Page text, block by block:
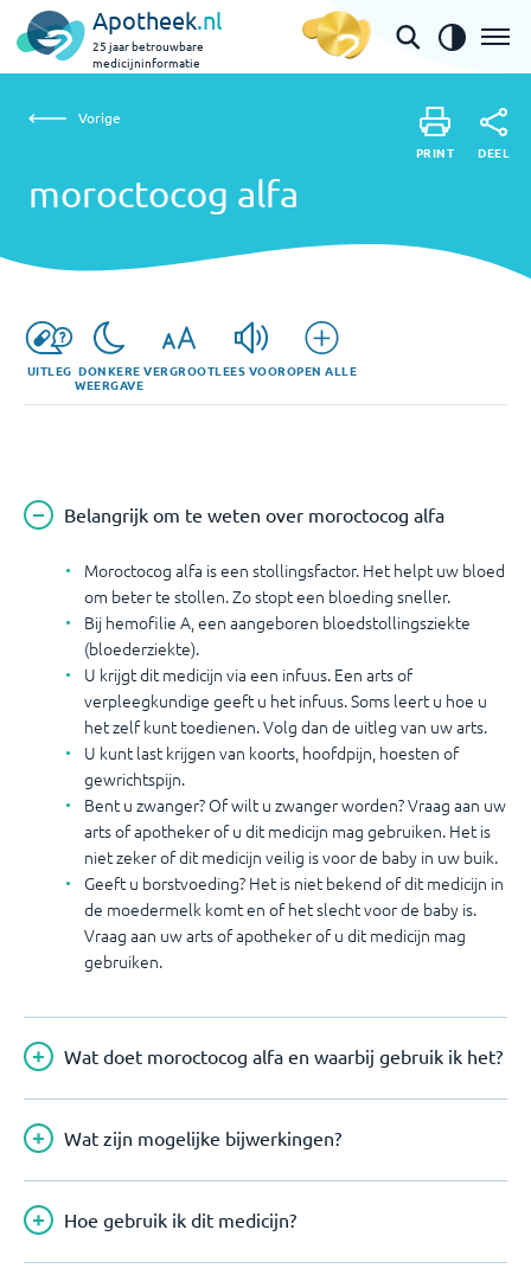
Apotheek.nl
25 jaar betrouwbare
medicijninformatie
moroctocog alfa
Vorige
moroctocog alfa
PRINT DEEL
UITLEG DONKERE
WEERGAVE
VERGROOTLEES VOOROPEN ALLE
Belangrijk om te weten over moroctocog alfa
Moroctocog alfa is een stollingsfactor. Het helpt uw bloed
om beter te stollen. Zo stopt een bloeding sneller.
Bij hemofilie A, een aangeboren bloedstollingsziekte
(bloederziekte).
U krijgt dit medicijn via een infuus. Een arts of
verpleegkundige geeft u het infuus. Soms leert u hoe u
het zelf kunt toedienen. Volg dan de uitleg van uw arts.
U kunt last krijgen van koorts, hoofdpijn, hoesten of
gewrichtspijn.
Bent u zwanger? Of wilt u zwanger worden? Vraag aan uw
arts of apotheker of u dit medicijn mag gebruiken. Het is
niet zeker of dit medicijn veilig is voor de baby in uw buik.
Geeft u borstvoeding? Het is niet bekend of dit medicijn in
de moedermelk komt en of het slecht voor de baby is.
Vraag aan uw arts of apotheker of u dit medicijn mag
gebruiken.
Wat doet moroctocog alfa en waarbij gebruik ik het?
Wat zijn mogelijke bijwerkingen?
Hoe gebruik ik dit medicijn?